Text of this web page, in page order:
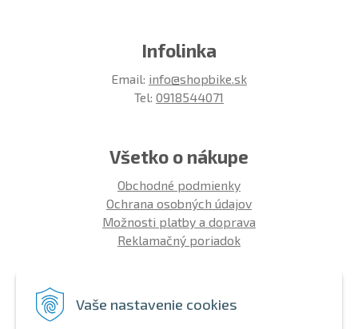
Vaše nastavenie cookies
Infolinka
Email: info@shopbike.sk
Tel: 0918544071
Všetko o nákupe
Obchodné podmienky
Ochrana osobných údajov
Možnosti platby a doprava
Reklamačný poriadok